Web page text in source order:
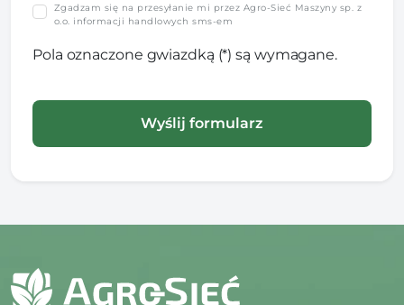
Zgadzam się na przesyłanie mi przez Agro-Sieć Maszyny sp. z
o.o. informacji handlowych sms-em
Pola oznaczone gwiazdką (*) są wymagane.